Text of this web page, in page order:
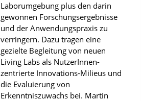
z
u
r
P
u
b
l
Laborumgebung plus den darin
gewonnen Forschungsergebnisse
und der Anwendungspraxis zu
verringern. Dazu tragen eine
gezielte Begleitung von neuen
Living Labs als NutzerInnen-
zentrierte Innovations-Milieus und
die Evaluierung von
Erkenntniszuwachs bei. Martin